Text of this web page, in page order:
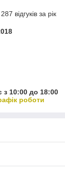
відгуків за рік
з 10:00 до 18:00
роботи